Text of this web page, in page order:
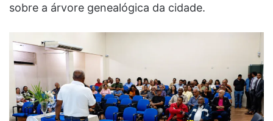
sobre a árvore genealógica da cidade.